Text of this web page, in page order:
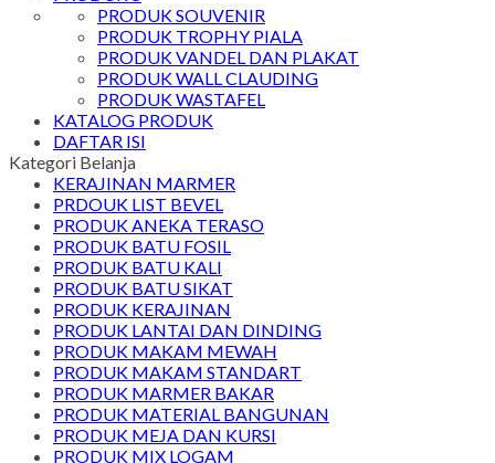
PRODUK SOUVENIR
PRODUK TROPHY PIALA
PRODUK VANDEL DAN PLAKAT
PRODUK WALL CLAUDING
PRODUK WASTAFEL
KATALOG PRODUK
DAFTAR ISI
Kategori Belanja
KERAJINAN MARMER
PRDOUK LIST BEVEL
PRODUK ANEKA TERASO
PRODUK BATU FOSIL
PRODUK BATU KALI
PRODUK BATU SIKAT
PRODUK KERAJINAN
PRODUK LANTAI DAN DINDING
PRODUK MAKAM MEWAH
PRODUK MAKAM STANDART
PRODUK MARMER BAKAR
PRODUK MATERIAL BANGUNAN
PRODUK MEJA DAN KURSI
PRODUK MIX LOGAM